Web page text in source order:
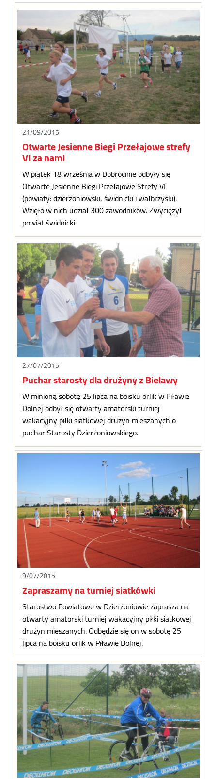
21/09/2015
Otwarte Jesienne Biegi Przełajowe strefy
VI za nami
W piątek 18 września w Dobrocinie odbyły się
Otwarte Jesienne Biegi Przełajowe Strefy VI
(powiaty: dzierżoniowski, świdnicki i wałbrzyski).
Wzięło w nich udział 300 zawodników. Zwyciężył
powiat świdnicki.
27/07/2015
Puchar starosty dla drużyny z Bielawy
W minioną sobotę 25 lipca na boisku orlik w Piławie
Dolnej odbył się otwarty amatorski turniej
wakacyjny piłki siatkowej drużyn mieszanych o
puchar Starosty Dzierżoniowskiego.
9/07/2015
Zapraszamy na turniej siatkówki
Starostwo Powiatowe w Dzierżoniowie zaprasza na
otwarty amatorski turniej wakacyjny piłki siatkowej
drużyn mieszanych. Odbędzie się on w sobotę 25
lipca na boisku orlik w Piławie Dolnej.